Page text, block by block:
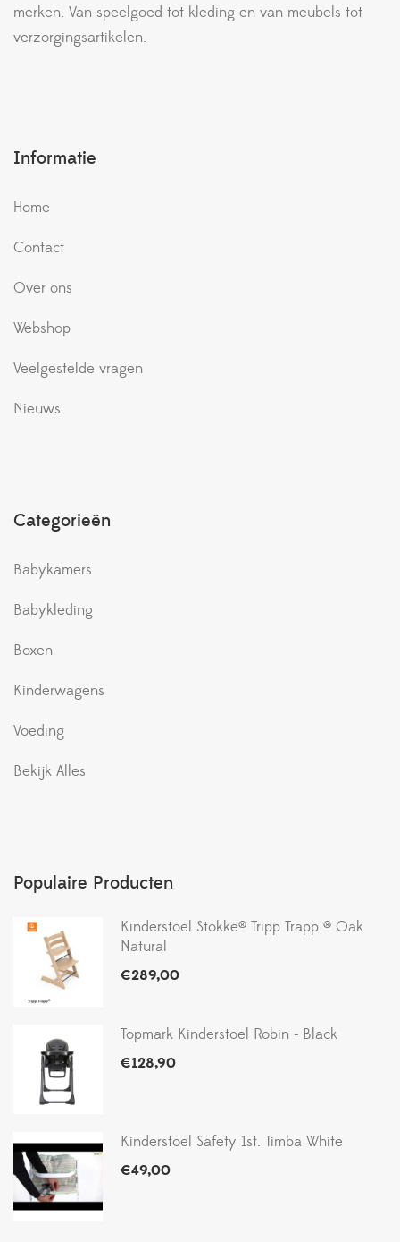
merken. Van speelgoed tot kleding en van meubels tot
verzorgingsartikelen.
Informatie
Home
Contact
Over ons
Webshop
Veelgestelde vragen
Nieuws
Categorieën
Babykamers
Babykleding
Boxen
Kinderwagens
Voeding
Bekijk Alles
Populaire Producten
Kinderstoel Stokke® Tripp Trapp ® Oak
Natural
€289,00
Topmark Kinderstoel Robin - Black
€128,90
Kinderstoel Safety 1st. Timba White
€49,00